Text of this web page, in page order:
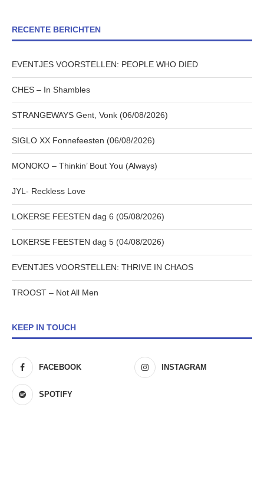
RECENTE BERICHTEN
EVENTJES VOORSTELLEN: PEOPLE WHO DIED
CHES – In Shambles
STRANGEWAYS Gent, Vonk (06/08/2026)
SIGLO XX Fonnefeesten (06/08/2026)
MONOKO – Thinkin’ Bout You (Always)
JYL- Reckless Love
LOKERSE FEESTEN dag 6 (05/08/2026)
LOKERSE FEESTEN dag 5 (04/08/2026)
EVENTJES VOORSTELLEN: THRIVE IN CHAOS
TROOST – Not All Men
KEEP IN TOUCH
FACEBOOK INSTAGRAM
SPOTIFY